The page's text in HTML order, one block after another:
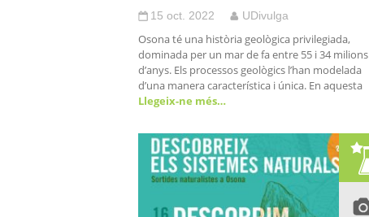
15 oct. 2022 UDivulga
Osona té una història geològica privilegiada,
dominada per un mar de fa entre 55 i 34 milions
d’anys. Els processos geològics l’han modelada
d’una manera característica i única. En aquesta
Llegeix-ne més…